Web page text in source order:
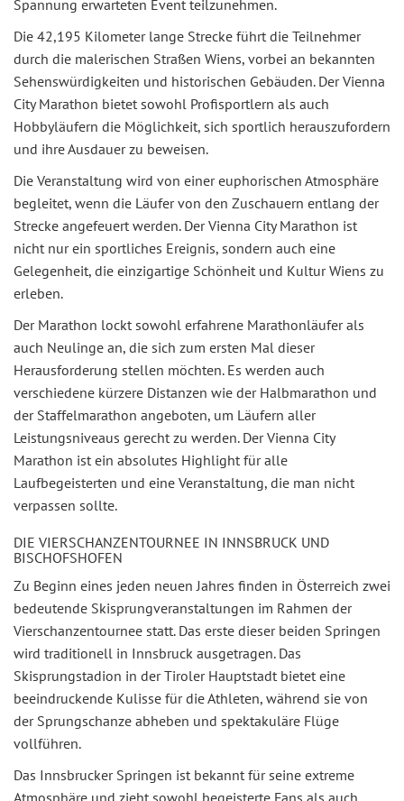
Spannung erwarteten Event teilzunehmen.
Die 42,195 Kilometer lange Strecke führt die Teilnehmer
durch die malerischen Straßen Wiens, vorbei an bekannten
Sehenswürdigkeiten und historischen Gebäuden. Der Vienna
City Marathon bietet sowohl Profisportlern als auch
Hobbyläufern die Möglichkeit, sich sportlich herauszufordern
und ihre Ausdauer zu beweisen.
Die Veranstaltung wird von einer euphorischen Atmosphäre
begleitet, wenn die Läufer von den Zuschauern entlang der
Strecke angefeuert werden. Der Vienna City Marathon ist
nicht nur ein sportliches Ereignis, sondern auch eine
Gelegenheit, die einzigartige Schönheit und Kultur Wiens zu
erleben.
Der Marathon lockt sowohl erfahrene Marathonläufer als
auch Neulinge an, die sich zum ersten Mal dieser
Herausforderung stellen möchten. Es werden auch
verschiedene kürzere Distanzen wie der Halbmarathon und
der Staffelmarathon angeboten, um Läufern aller
Leistungsniveaus gerecht zu werden. Der Vienna City
Marathon ist ein absolutes Highlight für alle
Laufbegeisterten und eine Veranstaltung, die man nicht
verpassen sollte.
DIE VIERSCHANZENTOURNEE IN INNSBRUCK UND
BISCHOFSHOFEN
Zu Beginn eines jeden neuen Jahres finden in Österreich zwei
bedeutende Skisprungveranstaltungen im Rahmen der
Vierschanzentournee statt. Das erste dieser beiden Springen
wird traditionell in Innsbruck ausgetragen. Das
Skisprungstadion in der Tiroler Hauptstadt bietet eine
beeindruckende Kulisse für die Athleten, während sie von
der Sprungschanze abheben und spektakuläre Flüge
vollführen.
Das Innsbrucker Springen ist bekannt für seine extreme